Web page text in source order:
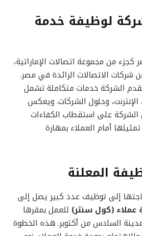
لوظيفة خدمة
من مجموعة اتصالات الإماراتية،
شركات الاتصالات الرائدة في مصر.
الشركة خدمات متكاملة تشمل
الإنترنت، وحلول الشركات. ويعكس
الشركة على استقطاب الكفاءات
أمام العملاء بمهارة
المعلنة
إلى توظيف عدد كبير يصل إلى
للعمل بمقرها
السادس من أكتوبر. هذه الخطوة